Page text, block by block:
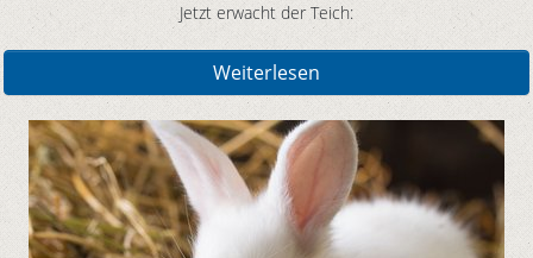
Jetzt erwacht der Teich:
Weiterlesen